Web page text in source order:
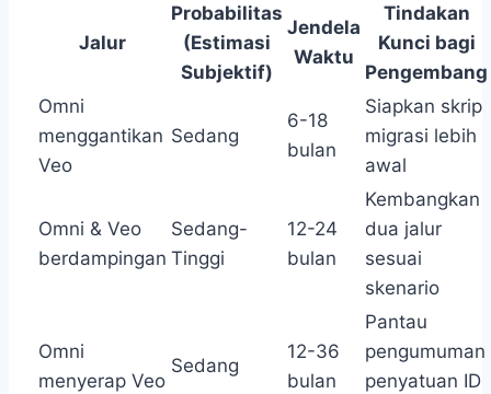
Jalur
Probabilitas
(Estimasi
Subjektif)
Jendela
Waktu
Tindakan
Kunci bagi
Pengembang
Omni
menggantikan
Veo
Sedang
6-18
bulan
Siapkan skrip
migrasi lebih
awal
Omni & Veo
berdampingan
Sedang-
Tinggi
12-24
bulan
Kembangkan
dua jalur
sesuai
skenario
Omni
menyerap Veo
Sedang
12-36
bulan
Pantau
pengumuman
penyatuan ID